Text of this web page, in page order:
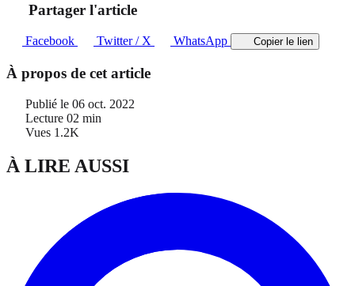
Partager l'article
Facebook Twitter / X WhatsApp Copier le lien
À propos de cet article
Publié le 06 oct. 2022
Lecture 02 min
Vues 1.2K
À LIRE AUSSI